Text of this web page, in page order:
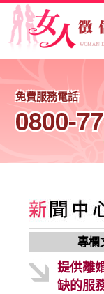
免費服務電話
0800-
專欄
提供離
缺的服